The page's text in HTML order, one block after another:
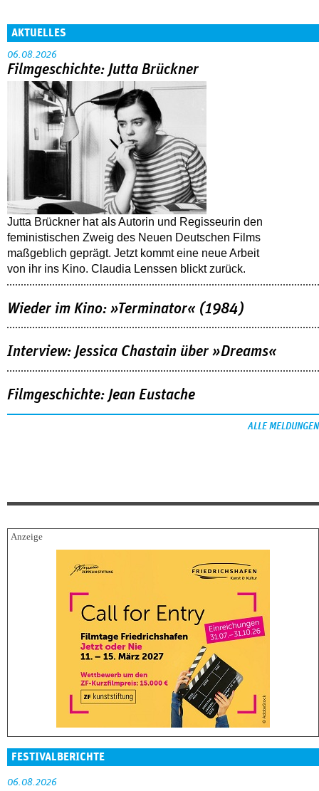
AKTUELLES
06.08.2026
Filmgeschichte: Jutta Brückner
Jutta Brückner hat als Autorin und Regisseurin den
feministischen Zweig des Neuen Deutschen Films
maßgeblich geprägt. Jetzt kommt eine neue Arbeit
von ihr ins Kino. Claudia Lenssen blickt zurück.
Wieder im Kino: »Terminator« (1984)
Interview: Jessica Chastain über »Dreams«
Filmgeschichte: Jean Eustache
ALLE MELDUNGEN
FESTIVALBERICHTE
06.08.2026